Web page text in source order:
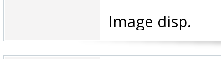
‎ Image disp.‎